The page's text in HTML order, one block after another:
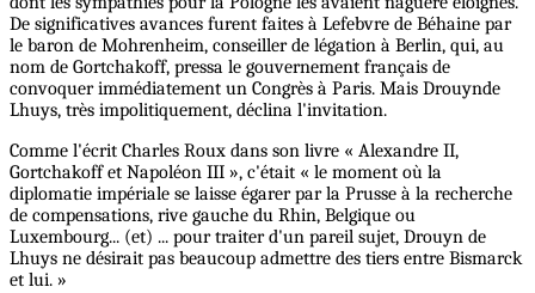
De significatives avances furent faites à Lefebvre de Béhaine par
le baron de Mohrenheim, conseiller de légation à Berlin, qui, au
nom de Gortchakoff, pressa le gouvernement français de
convoquer immédiatement un Congrès à Paris. Mais Drouynde
Lhuys, très impolitiquement, déclina l'invitation.
Comme l'écrit Charles Roux dans son livre « Alexandre II,
Gortchakoff et Napoléon III », c'était « le moment où la
diplomatie impériale se laisse égarer par la Prusse à la recherche
de compensations, rive gauche du Rhin, Belgique ou
Luxembourg... (et) ... pour traiter d'un pareil sujet, Drouyn de
Lhuys ne désirait pas beaucoup admettre des tiers entre Bismarck
et lui. »